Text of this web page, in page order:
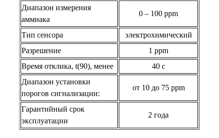
Диапазон измерения
аммиака
0 – 100 ppm
Тип сенсора
электрохимический
Разрешение
1 ppm
Время отклика, t(90), менее
40 с
Диапазон установки
порогов сигнализации:
от 10 до 75 ppm
Гарантийный срок
эксплуатации
2 года